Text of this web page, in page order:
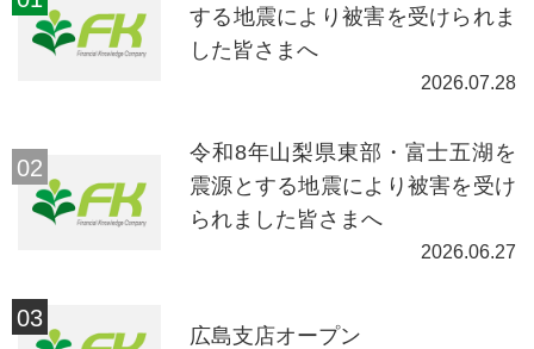
する地震により被害を受けられま
した皆さまへ
2026.07.28
令和8年山梨県東部・富士五湖を
震源とする地震により被害を受け
られました皆さまへ
2026.06.27
広島支店オープン